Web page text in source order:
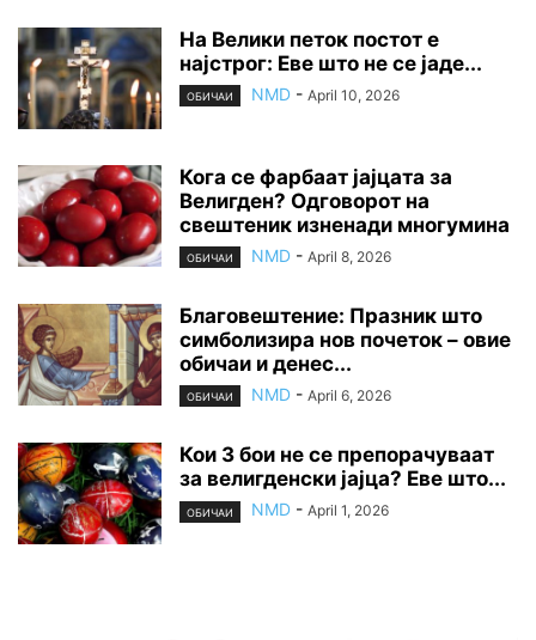
На Велики петок постот е
најстрог: Еве што не се јаде...
ОБИЧАИ NMD - April 10, 2026
Кога се фарбаат јајцата за
Велигден? Одговорот на
свештеник изненади многумина
ОБИЧАИ NMD - April 8, 2026
Благовештение: Празник што
симболизира нов почеток – овие
обичаи и денес...
ОБИЧАИ NMD - April 6, 2026
Кои 3 бои не се препорачуваат
за велигденски јајца? Еве што...
ОБИЧАИ NMD - April 1, 2026